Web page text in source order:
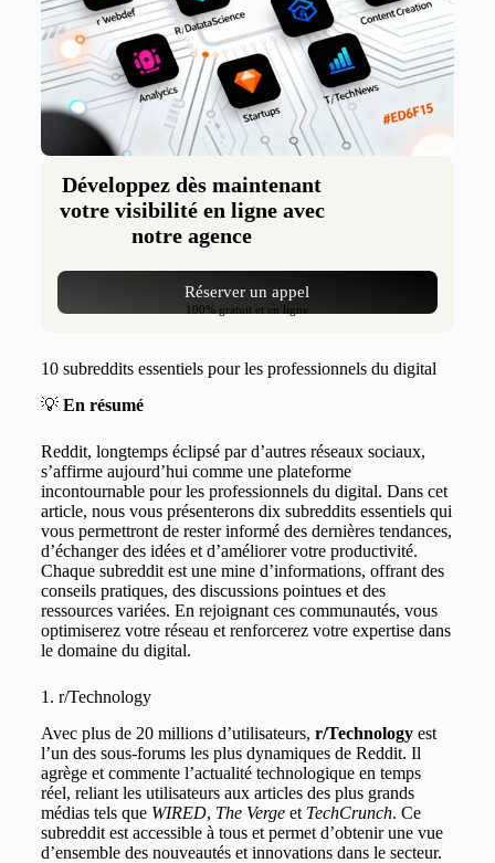
Développez dès maintenant
votre visibilité en ligne avec
notre agence
Réserver un appel
100% gratuit et en ligne
10 subreddits essentiels pour les professionnels du digital
💡 En résumé
Reddit, longtemps éclipsé par d’autres réseaux sociaux,
s’affirme aujourd’hui comme une plateforme
incontournable pour les professionnels du digital. Dans cet
article, nous vous présenterons dix subreddits essentiels qui
vous permettront de rester informé des dernières tendances,
d’échanger des idées et d’améliorer votre productivité.
Chaque subreddit est une mine d’informations, offrant des
conseils pratiques, des discussions pointues et des
ressources variées. En rejoignant ces communautés, vous
optimiserez votre réseau et renforcerez votre expertise dans
le domaine du digital.
1. r/Technology
Avec plus de 20 millions d’utilisateurs, r/Technologyest
l’un des sous-forums les plus dynamiques de Reddit. Il
agrège et commente l’actualité technologique en temps
réel, reliant les utilisateurs aux articles des plus grands
médias tels que WIRED, The Vergeet TechCrunch. Ce
subreddit est accessible à tous et permet d’obtenir une vue
d’ensemble des nouveautés et innovations dans le secteur.